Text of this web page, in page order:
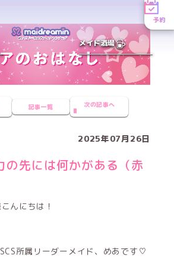
予約
メイド酒場
記事一覧 次の記事へ
2025年07月26日
の先には何かがある（赤
んにちは！
所属リーダーメイド、めあです♡